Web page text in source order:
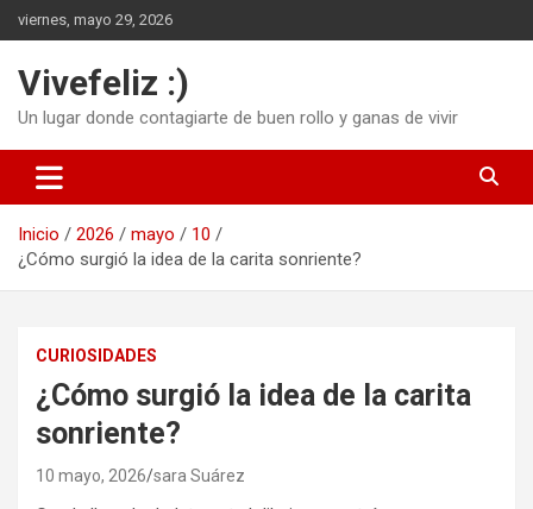
Saltar
al
viernes, mayo 29, 2026
Vivefeliz :)
Un lugar donde contagiarte de buen rollo y ganas de vivir
Inicio 2026 mayo
10
¿Cómo surgió la idea de la carita sonriente?
CURIOSIDADES
¿Cómo surgió la idea de la carita
sonriente?
10 mayo, 2026 sara Suárez